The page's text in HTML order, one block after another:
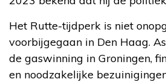
Het Rutte-tijdperk is niet
voorbijgegaan in Den Haag.
de gaswinning in Groningen,
en noodzakelijke